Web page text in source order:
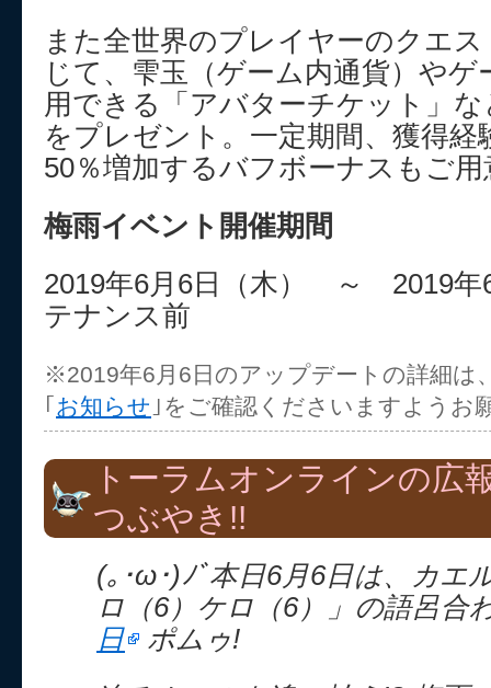
また全世界のプレイヤーのクエ
じて、雫玉（ゲーム内通貨）や
用できる「アバターチケット」
をプレゼント。一定期間、獲得
50％増加するバフボーナスもご
梅雨イベント開催期間
2019年6月6日（木） ～ 2019年
テナンス前
※2019年6月6日のアップデートの詳細は
｢ お知らせ ｣をご確認くださいますようお
トーラムオンラインの広
つぶやき!!
(｡･ω･)ﾉﾞ本日6月6日は、カエ
ロ（6）ケロ（6）」の語呂合
日
ポムゥ!